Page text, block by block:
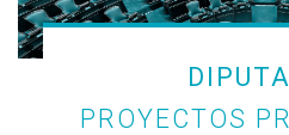
PROYECTOS